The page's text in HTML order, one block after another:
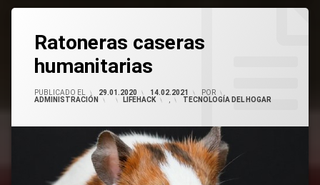
Ratoneras caseras
humanitarias
PUBLICADO EL 29.01.2020 14.02.2021
POR
ADMINISTRACIÓN
CATEGORÍAS:
LIFEHACK TECNOLOGÍA DEL HOGAR
Un
Ratón
Una
Ratonera
Botellas
A
Comment
On
Trampas
Ratones